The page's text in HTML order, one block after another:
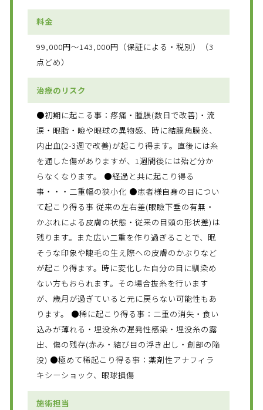
料金
99,000円～143,000円（保証による・税別）（3
点どめ）
治療のリスク
●初期に起こる事：疼痛・腫脹(数日で改善)・流
涙・眼脂・瞼や眼球の異物感、時に結膜角膜炎、
内出血(2-3週で改善)が起こり得ます。直後には糸
を通した傷がありますが、1週間後には殆ど分か
らなくなります。 ●経過と共に起こり得る
事・・・二重幅の狭小化 ●患者様自身の目につい
て起こり得る事 従来の左右差(眼瞼下垂の有無・
かぶれによる皮膚の状態・従来の目頭の形状差)は
残ります。また広い二重を作り過ぎることで、眠
そうな印象や睫毛の生え際への皮膚のかぶりなど
が起こり得ます。時に変化した自分の目に馴染め
ない方もおられます。その場合抜糸を行います
が、歳月が過ぎていると元に戻らない可能性もあ
ります。 ●稀に起こり得る事：二重の消失・食い
込みが薄れる・埋没糸の遅発性感染・埋没糸の露
出、傷の残存(赤み・結び目の浮き出し・創部の陥
没) ●極めて稀起こり得る事：薬剤性アナフィラ
キシーショック、眼球損傷
施術担当